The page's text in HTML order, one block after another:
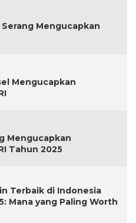
Mengucapkan
Mengucapkan
Mengucapkan
Tahun 2025
Terbaik di Indonesia
Mana yang Paling Worth